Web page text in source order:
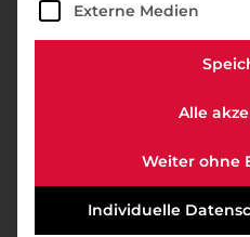
Externe Medien
Alle
Weiter ohne
Individuelle